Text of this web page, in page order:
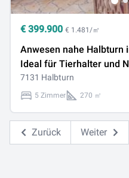
€ 399.900 € 1.481/㎡
Anwesen nahe Halbturn
Ideal für Tierhalter und
7131 Halbturn
5 Zimmer 270 ㎡
Zurück Weiter